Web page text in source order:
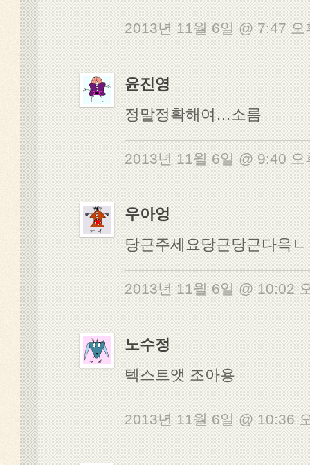
2013년 11월 6일 @ 7:47
윤진영
정말정확해여…소름
2013년 11월 6일 @ 9:40
우아엉
당근주세요당근당근다윽ㄴ
2013년 11월 6일 @ 10:02
노수정
텍스트앳 조아용
2013년 11월 6일 @ 10:36